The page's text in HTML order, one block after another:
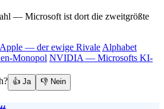
— Microsoft ist dort die zweitgrößte
Apple — der ewige Rivale Alphabet
Monopol NVIDIA — Microsofts KI-
👍 Ja 👎 Nein